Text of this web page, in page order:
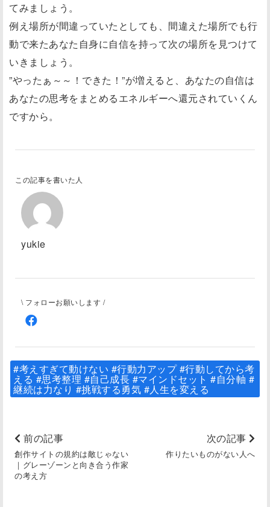
てみましょう。
例え場所が間違っていたとしても、間違えた場所でも行
動で来たあなた自身に自信を持って次の場所を見つけて
いきましょう。
”やったぁ～～！できた！”が増えると、あなたの自信は
あなたの思考をまとめるエネルギーへ還元されていくん
ですから。
この記事を書いた人
yukie
\ フォローお願いします /
#考えすぎて動けない #行動力アップ #行動してから考
える #思考整理 #自己成長 #マインドセット #自分軸 #
継続は力なり #挑戦する勇気 #人生を変える
前の記事
創作サイトの規約は敵じゃない
｜グレーゾーンと向き合う作家
の考え方
次の記事
作りたいものがない人へ